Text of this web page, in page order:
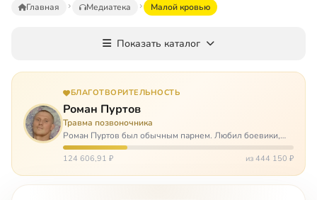
Главная Медиатека Малой кровью
Показать каталог
БЛАГОТВОРИТЕЛЬНОСТЬ
Роман Пуртов
Травма позвоночника
Роман Пуртов был обычным парнем. Любил боевики,
хорошие автомобили, был не дурак поиграть в комп,
любил жену и обожал дочь. А потом, будучи
124 606,91 ₽ из 444 150 ₽